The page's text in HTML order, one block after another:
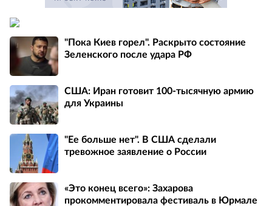
"Пока Киев горел". Раскрыто состояние
Зеленского после удара РФ
США: Иран готовит 100-тысячную армию
для Украины
"Ее больше нет". В США сделали
тревожное заявление о России
«Это конец всего»: Захарова
прокомментировала фестиваль в Юрмале